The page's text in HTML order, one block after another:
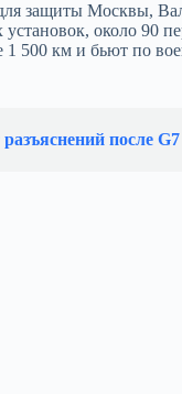
защиты Москвы,
около 90
1 500 км и бьют по
после G7